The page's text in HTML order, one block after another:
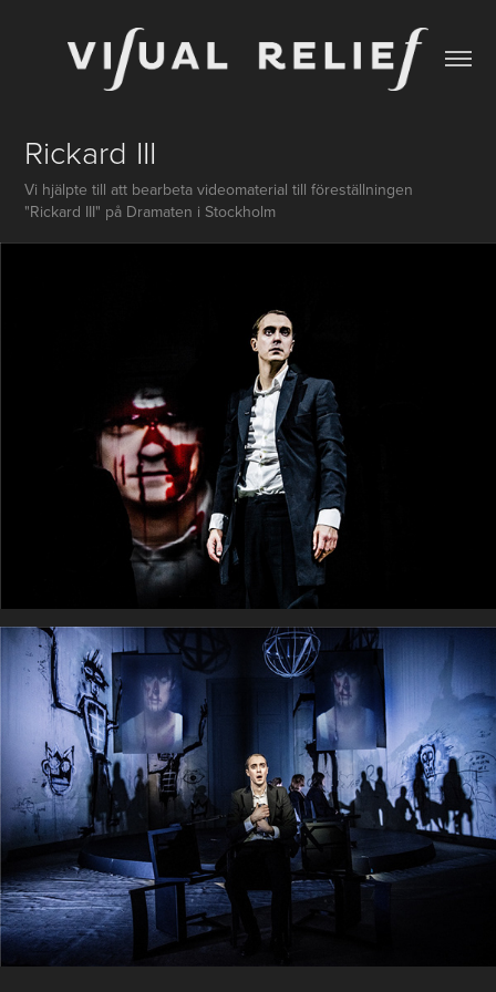
Rickard III
Vi hjälpte till att bearbeta videomaterial till föreställningen
"Rickard III" på Dramaten i Stockholm